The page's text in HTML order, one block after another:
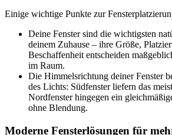
Einige wichtige Punkte zur
Deine Fenster sind die wichtigsten
deinem Zuhause – ihre Größe,
Beschaffenheit entscheiden
im Raum.
Die Himmelsrichtung deiner Fenster
des Lichts: Südfenster liefern das
Nordfenster hingegen ein
ohne Blendung.
Moderne Fensterlösungen für